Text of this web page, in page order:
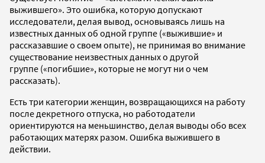
выжившего». Это ошибка, которую допускают
исследователи, делая вывод, основываясь лишь на
известных данных об одной группе («выжившие» и
рассказавшие о своем опыте), не принимая во внимание
существование неизвестных данных о другой
группе («погибшие», которые не могут ни о чем
рассказать).
Есть три категории женщин, возвращающихся на работу
после декретного отпуска, но работодатели
ориентируются на меньшинство, делая выводы обо всех
работающих матерях разом. Ошибка выжившего в
действии.